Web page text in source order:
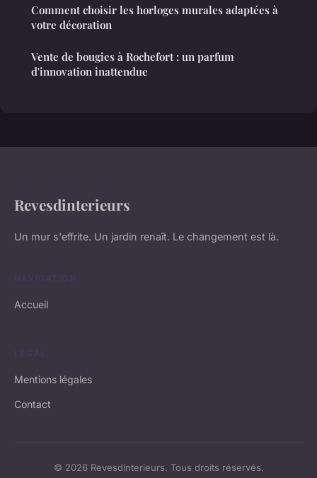
Comment choisir les horloges murales adaptées à
votre décoration
Vente de bougies à Rochefort : un parfum
d'innovation inattendue
Revesdinterieurs
Un mur s'effrite. Un jardin renaît. Le changement est là.
NAVIGATION
Accueil
LÉGAL
Mentions légales
Contact
© 2026 Revesdinterieurs. Tous droits réservés.